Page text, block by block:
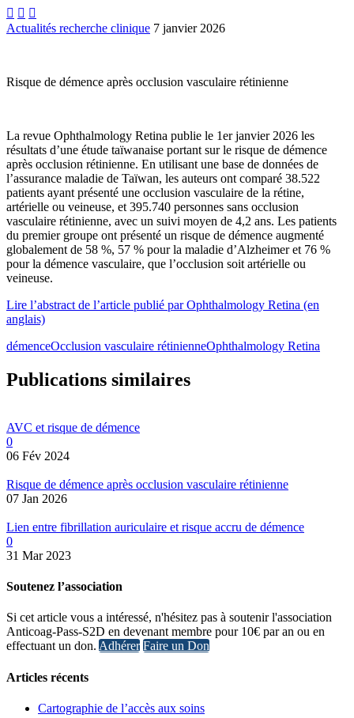
  
Actualités recherche clinique 7 janvier 2026
Risque de démence après occlusion vasculaire rétinienne
La revue Ophthalmology Retina publie le 1er janvier 2026 les
résultats d’une étude taïwanaise portant sur le risque de démence
après occlusion rétinienne. En utilisant une base de données de
l’assurance maladie de Taïwan, les auteurs ont comparé 38.522
patients ayant présenté une occlusion vasculaire de la rétine,
artérielle ou veineuse, et 395.740 personnes sans occlusion
vasculaire rétinienne, avec un suivi moyen de 4,2 ans. Les patients
du premier groupe ont présenté un risque de démence augmenté
globalement de 58 %, 57 % pour la maladie d’Alzheimer et 76 %
pour la démence vasculaire, que l’occlusion soit artérielle ou
veineuse.
Lire l’abstract de l’article publié par Ophthalmology Retina (en
anglais)
démenceOcclusion vasculaire rétinienneOphthalmology Retina
Publications similaires
AVC et risque de démence
0
06 Fév 2024
Risque de démence après occlusion vasculaire rétinienne
07 Jan 2026
Lien entre fibrillation auriculaire et risque accru de démence
0
31 Mar 2023
Soutenez l’association
Si cet article vous a intéressé, n'hésitez pas à soutenir l'association
Anticoag-Pass-S2D en devenant membre pour 10€ par an ou en
effectuant un don. Adhérer Faire un Don
Articles récents
Cartographie de l’accès aux soins